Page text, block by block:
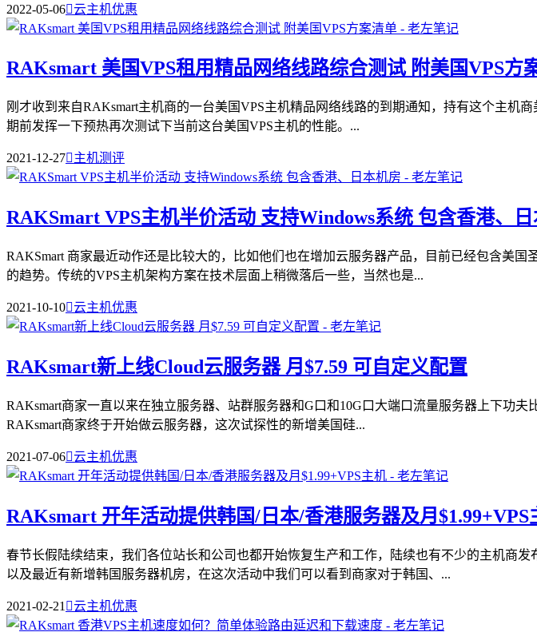
2022-05-06云主机优惠
RAKsmart 美国VPS租用精品网络线路综合测试 附美国VPS方
刚才收到来自RAKsmart主机商的一台美国VPS主机精品网络线路的到期通知，持有这个主机
期前发挥一下预热再次测试下当前这台美国VPS主机的性能。...
2021-12-27主机测评
RAKSmart VPS主机半价活动 支持Windows系统 包含香港、
RAKSmart 商家最近动作还是比较大的，比如他们也在增加云服务器产品，目前已经包含美
的趋势。传统的VPS主机架构方案在技术层面上稍微落后一些，当然也是...
2021-10-10云主机优惠
RAKsmart新上线Cloud云服务器 月$7.59 可自定义配置
RAKsmart商家一直以来在独立服务器、站群服务器和G口和10G口大端口流量服务器上下功
RAKsmart商家终于开始做云服务器，这次试探性的新增美国硅...
2021-07-06云主机优惠
RAKsmart 开年活动提供韩国/日本/香港服务器及月$1.99+VPS
春节长假陆续结束，我们各位站长和公司也都开始恢复生产和工作，陆续也有不少的主机商
以及最近有新增韩国服务器机房，在这次活动中我们可以看到商家对于韩国、...
2021-02-21 云主机优惠